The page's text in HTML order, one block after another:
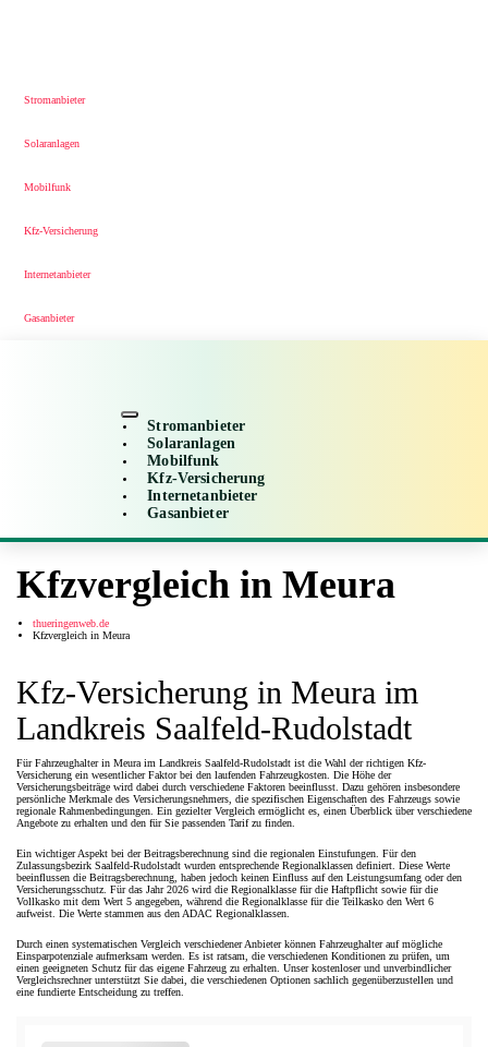
Stromanbieter
Solaranlagen
Mobilfunk
Kfz-Versicherung
Internetanbieter
Gasanbieter
Stromanbieter
Solaranlagen
Mobilfunk
Kfz-Versicherung
Internetanbieter
Gasanbieter
Kfzvergleich in Meura
thueringenweb.de
Kfzvergleich in Meura
Kfz-Versicherung in Meura im
Landkreis Saalfeld-Rudolstadt
Für Fahrzeughalter in Meura im Landkreis Saalfeld-Rudolstadt ist die Wahl der richtigen Kfz-
Versicherung ein wesentlicher Faktor bei den laufenden Fahrzeugkosten. Die Höhe der
Versicherungsbeiträge wird dabei durch verschiedene Faktoren beeinflusst. Dazu gehören insbesondere
persönliche Merkmale des Versicherungsnehmers, die spezifischen Eigenschaften des Fahrzeugs sowie
regionale Rahmenbedingungen. Ein gezielter Vergleich ermöglicht es, einen Überblick über verschiedene
Angebote zu erhalten und den für Sie passenden Tarif zu finden.
Ein wichtiger Aspekt bei der Beitragsberechnung sind die regionalen Einstufungen. Für den
Zulassungsbezirk Saalfeld-Rudolstadt wurden entsprechende Regionalklassen definiert. Diese Werte
beeinflussen die Beitragsberechnung, haben jedoch keinen Einfluss auf den Leistungsumfang oder den
Versicherungsschutz. Für das Jahr 2026 wird die Regionalklasse für die Haftpflicht sowie für die
Vollkasko mit dem Wert 5 angegeben, während die Regionalklasse für die Teilkasko den Wert 6
aufweist. Die Werte stammen aus den ADAC Regionalklassen.
Durch einen systematischen Vergleich verschiedener Anbieter können Fahrzeughalter auf mögliche
Einsparpotenziale aufmerksam werden. Es ist ratsam, die verschiedenen Konditionen zu prüfen, um
einen geeigneten Schutz für das eigene Fahrzeug zu erhalten. Unser kostenloser und unverbindlicher
Vergleichsrechner unterstützt Sie dabei, die verschiedenen Optionen sachlich gegenüberzustellen und
eine fundierte Entscheidung zu treffen.